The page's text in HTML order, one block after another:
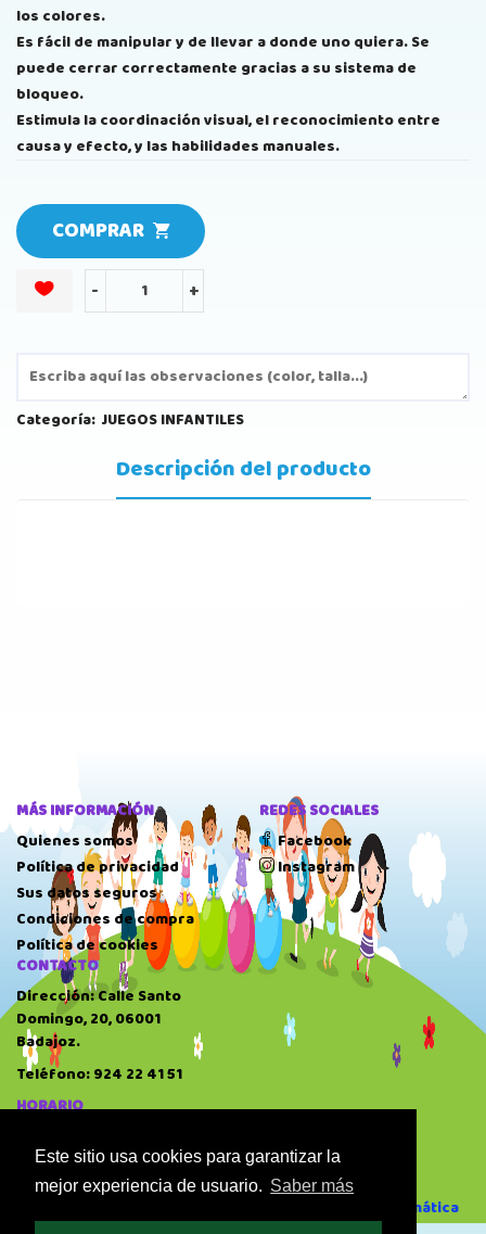
Este sitio usa cookies para garantizar la
mejor experiencia de usuario. Saber más
los colores.
Es fácil de manipular y de llevar a donde uno quiera. Se
puede cerrar correctamente gracias a su sistema de
bloqueo.
Estimula la coordinación visual, el reconocimiento entre
causa y efecto, y las habilidades manuales.
COMPRAR
- +
Categoría: JUEGOS INFANTILES
Descripción del producto
MÁS INFORMACIÓN
Quienes somos
Política de privacidad
Sus datos seguros
Condiciones de compra
Política de cookies
REDES SOCIALES
Facebook
Instagram
CONTACTO
Dirección: Calle Santo
Domingo, 20, 06001
Badajoz.
Teléfono: 924 22 41 51
HORARIO
17:00 PM-20:30 PM
Domingo: Cerrado
Desarrollado por GAE Informática